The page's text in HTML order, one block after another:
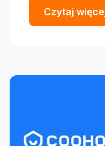
Czytaj